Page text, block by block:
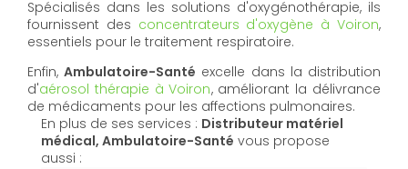
Spécialisés dans les solutions d'oxygénothérapie, ils
fournissent des concentrateurs d'oxygène à Voiron,
essentiels pour le traitement respiratoire.
Enfin,Ambulatoire-Santé excelle dans la distribution
d'aérosol thérapie à Voiron, améliorant la délivrance
de médicaments pour les affections pulmonaires.
En plus de ses services : Distributeur matériel
médical, Ambulatoire-Santé vous propose
aussi :